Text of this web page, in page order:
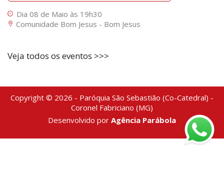
Dia 08 de Maio às 19h30
Comunidade Bom Jesus - Bom Jesus
Veja todos os eventos >>>
Copyright © 2026 - Paróquia São Sebastião (Co-Catedral) -
Coronel Fabriciano (MG)
Desenvolvido por Agência Parábola